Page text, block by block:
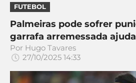
ONLINE
2026
GRÊMIO
ATLÉTICO
MG
LALIGA
FUTEBOL
Palmeiras pode sofrer
garrafa arremessada
Por Hugo Tavares
27/10/2025 14:33